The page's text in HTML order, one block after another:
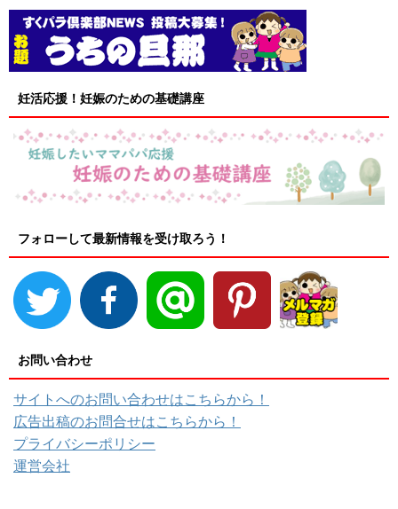
妊活応援！妊娠のための基礎講座
フォローして最新情報を受け取ろう！
お問い合わせ
サイトへのお問い合わせはこちらから！
広告出稿のお問合せはこちらから！
プライバシーポリシー
運営会社